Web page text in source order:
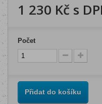
1 230 Kč s
Počet
Přidat do košíku